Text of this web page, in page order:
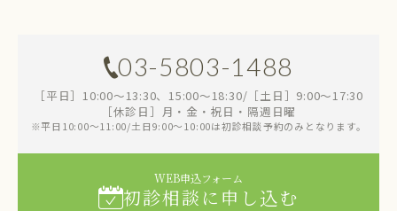
03-5803-1488
［平日］10:00～13:30、15:00～18:30/［土日］9:00～17:30
［休診日］月・金・祝日・隔週日曜
※平日10:00～11:00/土日9:00～10:00は初診相談予約のみとなります。
WEB申込フォーム
初診相談に申し込む